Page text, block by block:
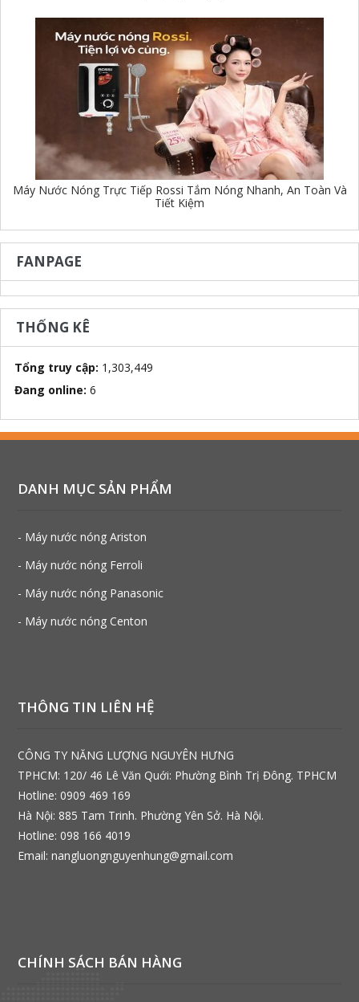
Máy Nước Nóng Trực Tiếp Rossi Tắm Nóng Nhanh, An Toàn Và
Tiết Kiệm
FANPAGE
THỐNG KÊ
Tổng truy cập: 1,303,449
Đang online: 6
DANH MỤC SẢN PHẨM
- Máy nước nóng Ariston
- Máy nước nóng Ferroli
- Máy nước nóng Panasonic
- Máy nước nóng Centon
THÔNG TIN LIÊN HỆ
CÔNG TY NĂNG LƯỢNG NGUYÊN HƯNG
TPHCM: 120/ 46 Lê Văn Quới: Phường Bình Trị Đông. TPHCM
Hotline: 0909 469 169
Hà Nội: 885 Tam Trinh. Phường Yên Sở. Hà Nội.
Hotline: 098 166 4019
Email: nangluongnguyenhung@gmail.com
CHÍNH SÁCH BÁN HÀNG